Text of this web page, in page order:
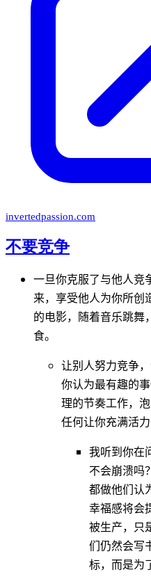
invertedpassion.com
不要竞争
一旦你克服了与他人竞
来，享受他人为你所创
的电影，随着音乐跳舞
食。
让别人努力竞争
你认为最有趣的
理的节奏工作，
任何让你充满活力
我听到你在
不会崩溃吗
都做他们认
幸福感将会
被生产，只
们仍然会写
标，而是为